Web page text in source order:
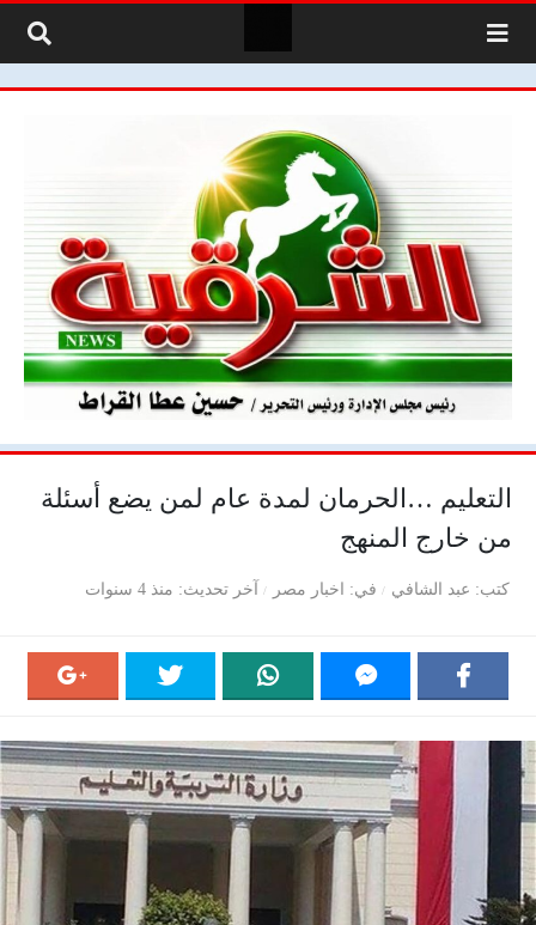
التعليم …الحرمان لمدة عام لمن يضع أسئلة
من خارج المنهج
كتب عبد الشافي في اخبار مصر آخر تحديث منذ 4 سنوات